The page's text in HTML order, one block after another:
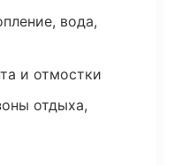
вода,
и отмостки
отдыха,